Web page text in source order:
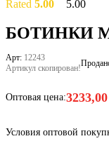
Rated 5.00
based on2
customer
5.00
БОТИНКИ
Арт: 12243
Артикул скопирован!
Оптовая цена:3233,00
Условия оптовой